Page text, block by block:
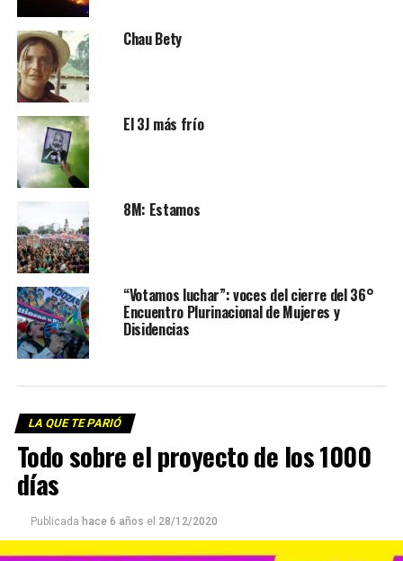
Chau Bety
El 3J más frío
8M: Estamos
“Votamos luchar”: voces del cierre del 36°
Encuentro Plurinacional de Mujeres y
Disidencias
LA QUE TE PARIÓ
Todo sobre el proyecto de los 1000
días
Publicada hace 6 años el 28/12/2020